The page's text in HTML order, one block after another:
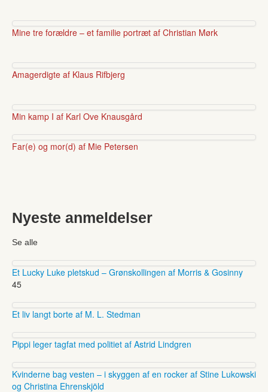
Mine tre forældre – et familie portræt af Christian Mørk
Amagerdigte af Klaus Rifbjerg
Min kamp I af Karl Ove Knausgård
Far(e) og mor(d) af Mie Petersen
Nyeste anmeldelser
Se alle
Et Lucky Luke pletskud – Grønskollingen af Morris & Gosinny
45
Et liv langt borte af M. L. Stedman
Pippi leger tagfat med politiet af Astrid Lindgren
Kvinderne bag vesten – i skyggen af en rocker af Stine Lukowski
og Christina Ehrenskjöld